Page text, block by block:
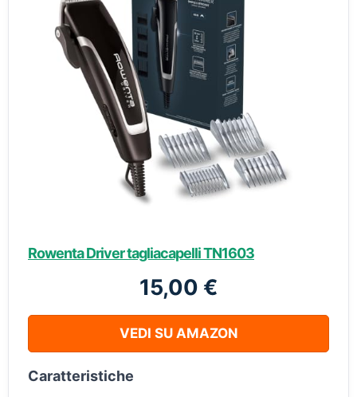
Rowenta Driver tagliacapelli TN1603
15,00 €
VEDI SU AMAZON
Caratteristiche